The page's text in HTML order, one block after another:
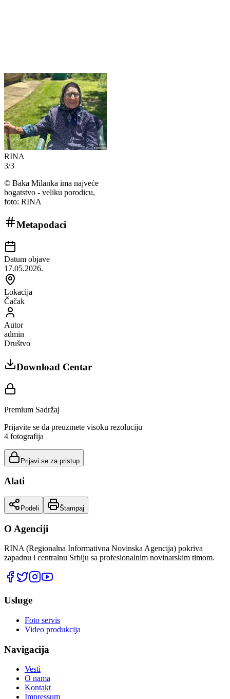
RINA
3/3
© Baka Milanka ima najveće
bogatstvo - veliku porodicu,
foto: RINA
Metapodaci
Datum objave
17.05.2026.
Lokacija
Čačak
Autor
admin
Društvo
Download Centar
Premium Sadržaj
Prijavite se da preuzmete visoku rezoluciju
4 fotografija
Prijavi se za pristup
Alati
Podeli Štampaj
O Agenciji
RINA (Regionalna Informativna Novinska Agencija) pokriva
zapadnu i centralnu Srbiju sa profesionalnim novinarskim timom.
Usluge
Foto servis
Video produkcija
Navigacija
Vesti
O nama
Kontakt
Impressum